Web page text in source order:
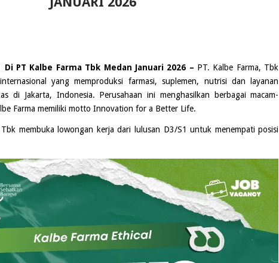
Di PT Kalbe Farma Tbk Medan Januari 2026 – PT. Kalbe Farma, Tbk
yang memproduksi farmasi, suplemen, nutrisi dan layanan
di Jakarta, Indonesia. Perusahaan ini menghasilkan berbagai macam-
Farma memiliki motto Innovation for a Better Life.
membuka lowongan kerja dari lulusan D3/S1 untuk menempati posisi